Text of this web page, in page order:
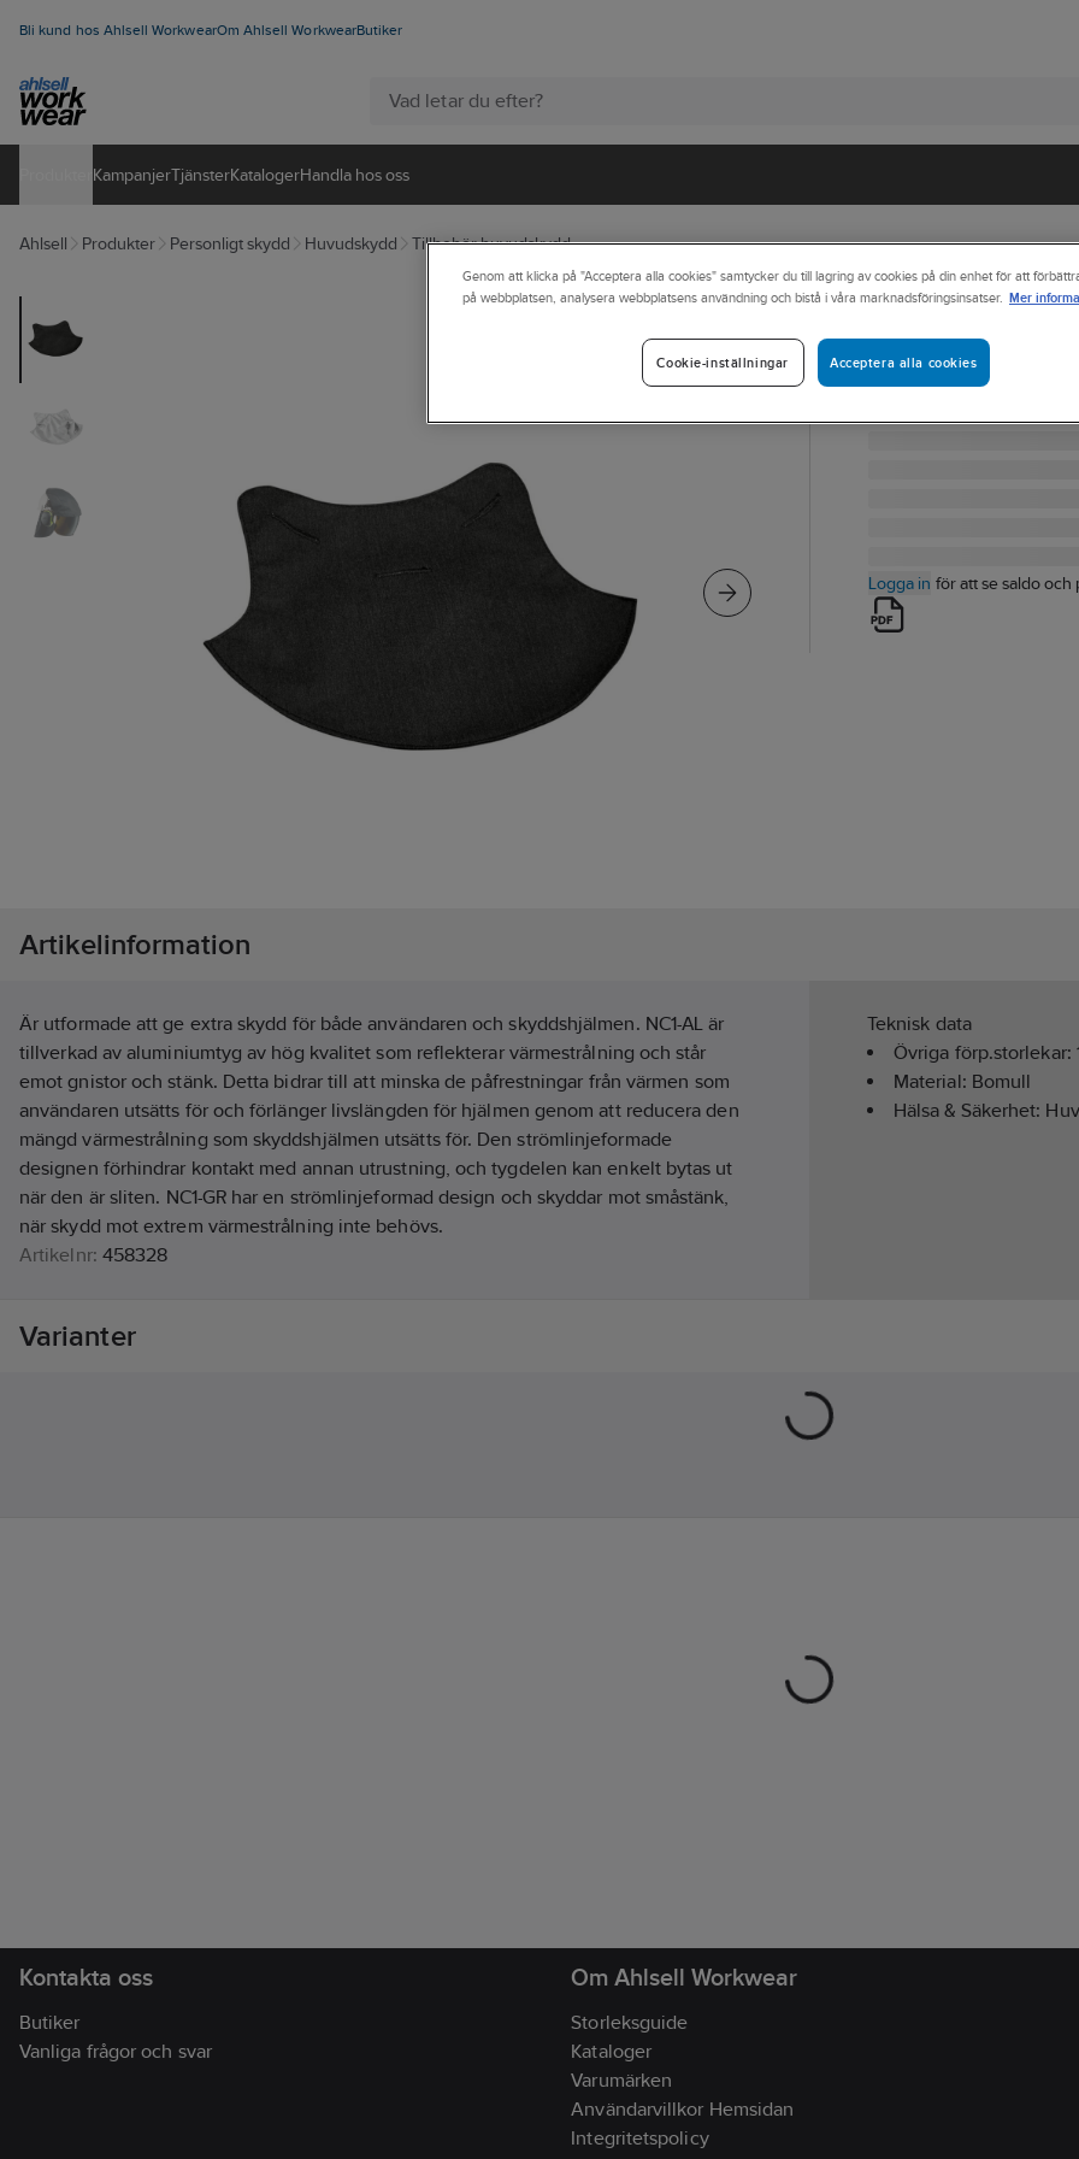
Bli kund hos Ahlsell WorkwearOm Ahlsell WorkwearButiker
KampanjerTjänsterKatalogerHandla hos oss
Ahlsell Produkter Personligt skydd Huvudskydd Tillbehör huvudskydd
3M
Nackskydd 3M
NACKSKYDD 3M NC1-
Logga in för att se saldo och
Artikelinformation
Är utformade att ge extra skydd för både användaren och skyddshjälmen. NC1-AL är
tillverkad av aluminiumtyg av hög kvalitet som reflekterar värmestrålning och står
emot gnistor och stänk. Detta bidrar till att minska de påfrestningar från värmen som
användaren utsätts för och förlänger livslängden för hjälmen genom att reducera den
mängd värmestrålning som skyddshjälmen utsätts för. Den strömlinjeformade
designen förhindrar kontakt med annan utrustning, och tygdelen kan enkelt bytas ut
när den är sliten. NC1-GR har en strömlinjeformad design och skyddar mot småstänk,
när skydd mot extrem värmestrålning inte behövs.
Artikelnr: 458328
Materialklass
Teknisk data
Övriga förp.storlekar:
Material: Bomull
Hälsa & Säkerhet:
Varianter
Kontakta oss
Butiker
Vanliga frågor och svar
Om Ahlsell Workwear
Storleksguide
Kataloger
Varumärken
Användarvillkor Hemsidan
Integritetspolicy
Genom att klicka på "Acceptera alla cookies" samtycker du till lagring av cookies på din enhet för att
på webbplatsen, analysera webbplatsens användning och bistå i våra marknadsföringsinsatser. Mer
Acceptera alla cookies
Cookie-inställningar